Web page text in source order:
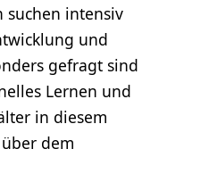
suchen intensiv
und
gefragt sind
Lernen und
in diesem
dem